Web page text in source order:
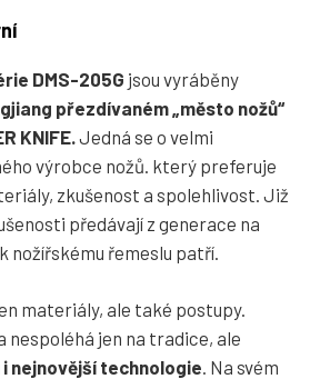
DMS-205G jsou vyráběny
přezdívaném „město nožů“
KNIFE. Jedná se o velmi
výrobce nožů. který preferuje
zkušenost a spolehlivost. Již
předávají z generace na
nožířskému řemeslu patří.
materiály, ale také postupy.
jen na tradice, ale
nejnovější technologie . Na svém